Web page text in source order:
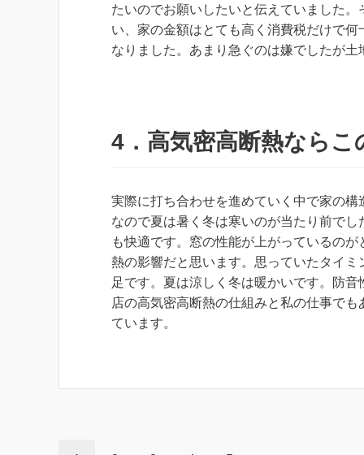
たいのでお願いしたいと伝えていました
い、家の金額はとても高く消費税だけで
なりました。あまり急ぐのは嫌でしたが土
4．高気密高断熱ならこ
実際に打ち合わせを進めていく中で家の
なので夏は暑く冬は寒いのが当たり前で
も快適です。窓の性能が上がっているの
熱の影響だと思います。思っていたタイ
足です。夏は涼しく冬は暖かいです。防
店の高気密高断熱の仕組みと私の仕事で
ています。